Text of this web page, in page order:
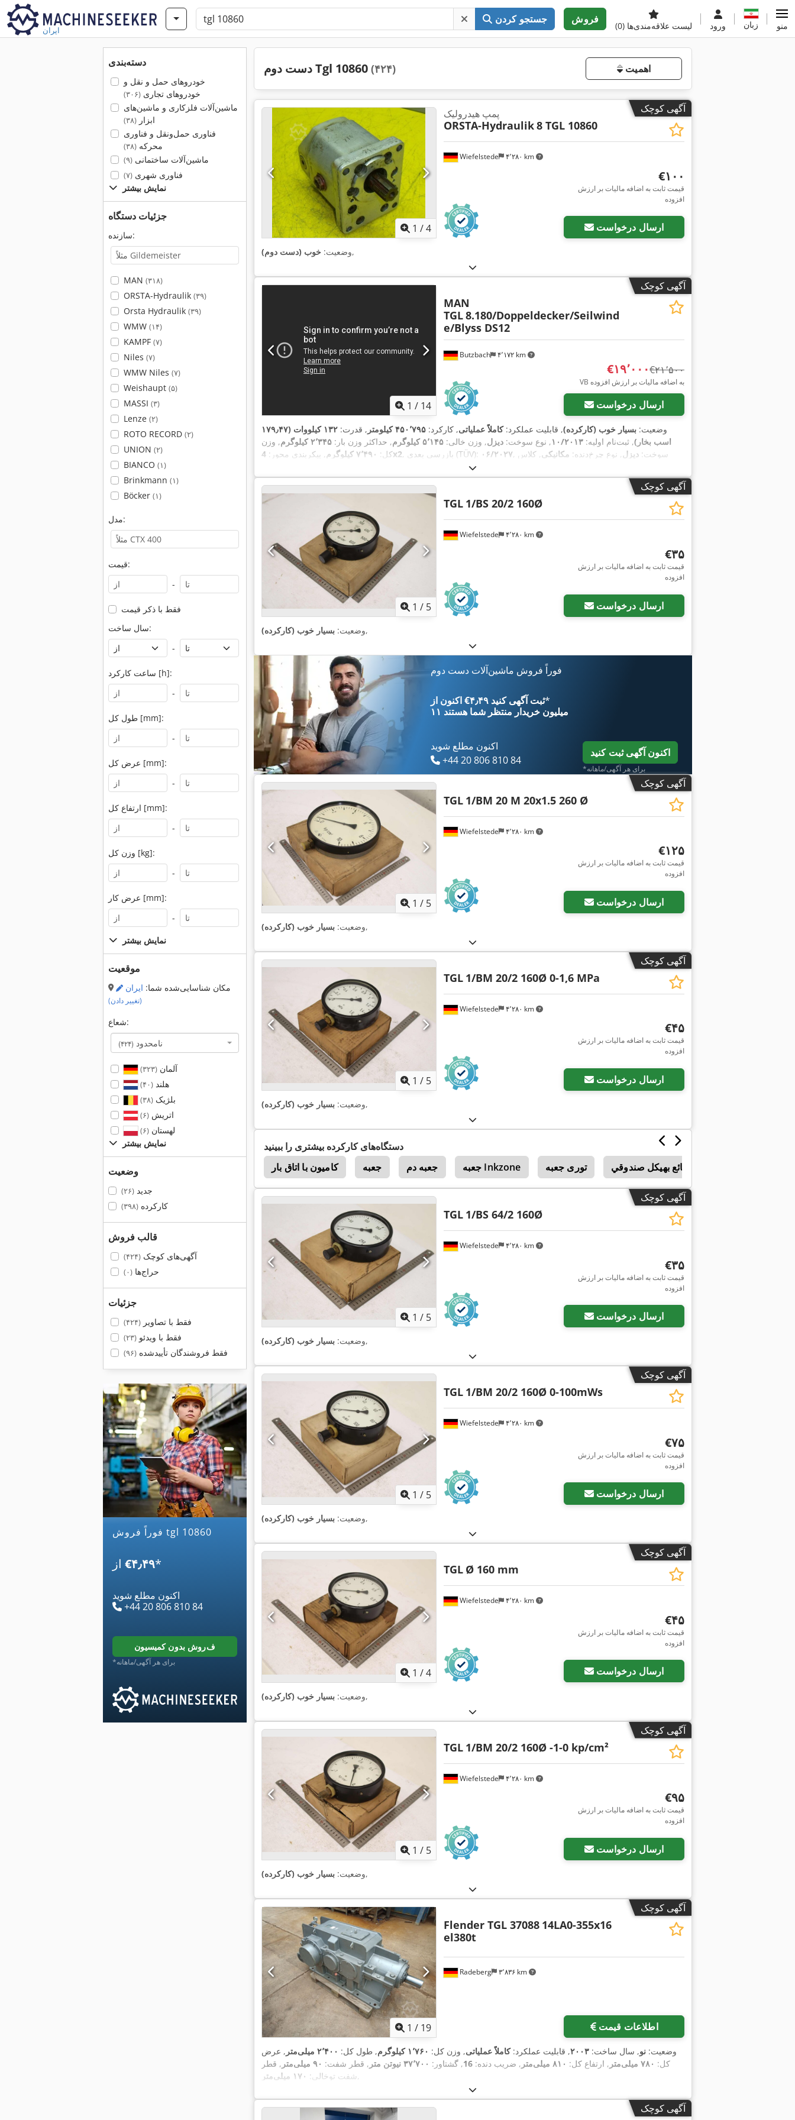
ایران
جستجو کردن فروش
لیست علاقه‌مندی‌ها (0) ورود زبان منو
دسته‌بندی
خودروهای حمل و نقل و
خودروهای تجاری(۳۰۶)
ماشین‌آلات فلزکاری و ماشین‌های
ابزار(۳۸)
فناوری حمل‌ونقل و فناوری
محرکه(۳۸)
ماشین‌آلات ساختمانی(۹)
فناوری شهری(۷)
نمایش بیشتر
جزئیات دستگاه
سازنده:
MAN (۳۱۸)
ORSTA-Hydraulik (۳۹)
Orsta Hydraulik (۳۹)
WMW (۱۴)
KAMPF (۷)
Niles (۷)
WMW Niles (۷)
Weishaupt (۵)
MASSI (۳)
Lenze (۲)
ROTO RECORD (۲)
UNION (۲)
BIANCO (۱)
Brinkmann (۱)
Böcker (۱)
مدل:
قیمت:
-
فقط با ذکر قیمت
سال ساخت:
-
ساعت کارکرد [h]:
-
طول کل [mm]:
-
عرض کل [mm]:
-
ارتفاع کل [mm]:
-
وزن کل [kg]:
-
عرض کار [mm]:
-
نمایش بیشتر
موقعیت
مکان شناسایی‌شده شما: ایران
(تغییر دادن)
شعاع:
نامحدود (۴۲۴)
آلمان(۳۲۳)
هلند(۴۰)
بلژیک(۳۸)
اتریش(۶)
لهستان(۶)
نمایش بیشتر
وضعیت
جدید(۲۶)
کارکرده(۳۹۸)
قالب فروش
آگهی‌های کوچک(۴۲۴)
حراج‌ها(۰)
جزئیات
فقط با تصاویر(۴۲۴)
فقط با ویدئو(۲۳)
فقط فروشندگان تأییدشده(۹۶)
فوراً فروش tgl 10860
‎€۴٫۴۹*
اکنون مطلع شوید
+44 20 806 810 84
فروش بدون کمیسیون
*برای هر آگهی/ماهانه
دست دوم Tgl 10860 (۴۲۴) اهمیت
آگهی کوچک
1 /4
Wiefelstede ۴٬۲۸۰ km
پمپ هیدرولیک
ORSTA-Hydraulik8 TGL 10860
‎€۱۰۰
قیمت ثابت به اضافه مالیات بر ارزش
افزوده
ارسال درخواست
وضعیت: خوب (دست دوم) ,
آگهی کوچک
1 / 14
Butzbach ۴٬۱۷۲ km
MAN
TGL8.180/Doppeldecker/Seilwind
e/Blyss DS12
‎€۱۹٬۰۰۰ ‎€۲۱٬۵۰۰
VB به اضافه مالیات بر ارزش افزوده
ارسال درخواست
وضعیت: بسیار خوب (کارکرده), قابلیت عملکرد:کاملاً عملیاتی, کارکرد: ۴۵۰٬۷۹۵ کیلومتر , قدرت:
۱۳۲ کیلووات (۱۷۹٫۴۷
اسب بخار), ثبت‌نام اولیه: ۱۰/۲۰۱۳, نوع سوخت: دیزل, وزن خالی: ۵٬۱۴۵ کیلوگرم , حداکثر وزن بار: ۲٬۳۴۵ کیلوگرم
, وزن
کل: ۷٬۴۹۰ کیلوگرم , پیکربندی محور: 4x2 , بازرسی بعدی (TÜV): ۰۶/۲۰۲۷ , سوخت: دیزل, نوع چرخ‌دنده: مکانیکی, کلاس
, سیستم تعلیق:
آگهی کوچک
1 / 5
Wiefelstede ۴٬۲۸۰ km
TGL 1/BS 20/2 160Ø
‎€۳۵
قیمت ثابت به اضافه مالیات بر ارزش
افزوده
ارسال درخواست
وضعیت: بسیار خوب (کارکرده) ,
فوراً فروش ماشین‌آلات دست دوم
اکنون از ‎€۴٫۴۹ ثبت آگهی کنید*
۱۱ میلیون خریدار منتظر شما هستند
اکنون مطلع شوید
+44 20 806 810 84
اکنون آگهی ثبت کنید
*برای هر آگهی/ماهانه
آگهی کوچک
1 / 5
Wiefelstede ۴٬۲۸۰ km
TGL 1/BM 20 M 20x1.5 260 Ø
‎€۱۲۵
قیمت ثابت به اضافه مالیات بر ارزش
افزوده
ارسال درخواست
وضعیت: بسیار خوب (کارکرده) ,
آگهی کوچک
1 / 5
Wiefelstede ۴٬۲۸۰ km
TGL 1/BM 20/2 160Ø 0-1,6 MPa
‎€۴۵
قیمت ثابت به اضافه مالیات بر ارزش
افزوده
ارسال درخواست
وضعیت: بسیار خوب (کارکرده) ,
دستگاه‌های کارکرده بیشتری را ببینید
کامیون با اتاق بار
جعبه جعبه دم جعبه Inkzone توری جعبه حامل بضائع بهيكل صندوقي توری جعبه
آگهی کوچک
1 / 5
Wiefelstede ۴٬۲۸۰ km
TGL 1/BS 64/2 160Ø
‎€۳۵
قیمت ثابت به اضافه مالیات بر ارزش
افزوده
ارسال درخواست
وضعیت: بسیار خوب (کارکرده) ,
آگهی کوچک
1 / 5
Wiefelstede ۴٬۲۸۰ km
TGL 1/BM 20/2 160Ø 0-100mWs
‎€۷۵
قیمت ثابت به اضافه مالیات بر ارزش
افزوده
ارسال درخواست
وضعیت: بسیار خوب (کارکرده) ,
آگهی کوچک
1 /4
Wiefelstede ۴٬۲۸۰ km
TGL Ø 160 mm
‎€۴۵
قیمت ثابت به اضافه مالیات بر ارزش
افزوده
ارسال درخواست
وضعیت: بسیار خوب (کارکرده) ,
آگهی کوچک
1 / 5
Wiefelstede ۴٬۲۸۰ km
TGL 1/BM 20/2 160Ø -1-0 kp/cm²
‎€۹۵
قیمت ثابت به اضافه مالیات بر ارزش
افزوده
ارسال درخواست
وضعیت: بسیار خوب (کارکرده) ,
آگهی کوچک
1 / 19
Radeberg ۳٬۸۳۶ km
Flender TGL 37088 14LA0-355x16
el380t
اطلاعات قیمت
وضعیت: نو, سال ساخت: ۲۰۰۳, قابلیت عملکرد:کاملاً عملیاتی, وزن کل: ۱٬۷۶۰ کیلوگرم , طول کل: ۲٬۴۰۰ میلی‌متر
, عرض
کل: ۷۸۰ میلی‌متر , ارتفاع کل: ۸۱۰ میلی‌متر , ضریب دنده: 16, گشتاور: ۳۷٬۷۰۰ نیوتن متر , قطر شفت: ۹۰ میلی‌متر
, قطر
شفت توخالی: ۱۷۰ میلی‌متر ,
آگهی کوچک